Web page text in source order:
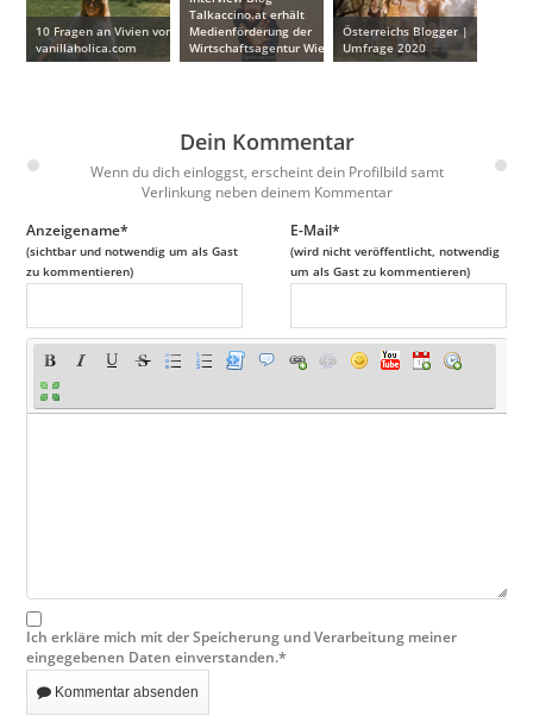
10 Fragen an Vivien von
vanillaholica.com
Talkaccino.at erhält
Medienförderung der
Wirtschaftsagentur Wien
Österreichs Blogger |
Umfrage 2020
Dein Kommentar
Wenn du dich einloggst, erscheint dein Profilbild samt
Verlinkung neben deinem Kommentar
Anzeigename*
(sichtbar und notwendig um als Gast
zu kommentieren)
E-Mail*
(wird nicht veröffentlicht, notwendig
um als Gast zu kommentieren)
Ich erkläre mich mit der Speicherung und Verarbeitung meiner
eingegebenen Daten einverstanden.*
Kommentar absenden